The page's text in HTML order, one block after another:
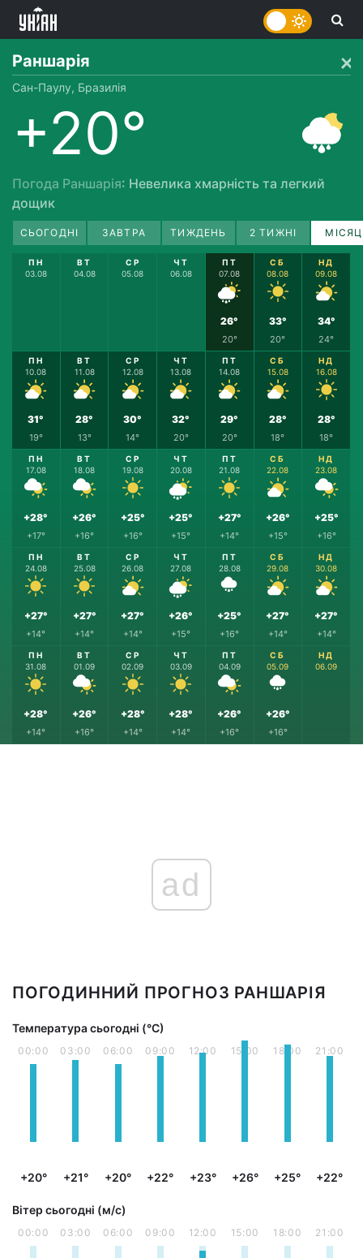
Раншарія
Сан-Паулу, Бразилія
+20°
Погода Раншарія: Невелика хмарність та легкий
дощик
СЬОГОДНІ ЗАВТРА ТИЖДЕНЬ 2 ТИЖНІ
ПН
03.08
ВТ
04.08
СР
05.08
ЧТ
06.08
ПТ
07.08
26°
20°
СБ
08.08
33°
20°
НД
09.08
34°
24°
ПН
10.08
31°
19°
ВТ
11.08
28°
13°
СР
12.08
30°
14°
ЧТ
13.08
32°
20°
ПТ
14.08
29°
20°
СБ
15.08
28°
18°
НД
16.08
28°
18°
ПН
17.08
+28°
+17°
ВТ
18.08
+26°
+16°
СР
19.08
+25°
+16°
ЧТ
20.08
+25°
+15°
ПТ
21.08
+27°
+14°
СБ
22.08
+26°
+15°
НД
23.08
+25°
+16°
ПН
24.08
+27°
+14°
ВТ
25.08
+27°
+14°
СР
26.08
+27°
+14°
ЧТ
27.08
+26°
+15°
ПТ
28.08
+25°
+16°
СБ
29.08
+27°
+14°
НД
30.08
+27°
+14°
ПН
31.08
+28°
+14°
ВТ
01.09
+26°
+16°
СР
02.09
+28°
+14°
ЧТ
03.09
+28°
+14°
ПТ
04.09
+26°
+16°
СБ
05.09
+26°
+16°
НД
06.09
ad
ПОГОДИННИЙ ПРОГНОЗ РАНШАРІЯ
Температура сьогодні (°С)
00:00
+20°
03:00
+21°
06:00
+20°
09:00
+22°
12:00
+23°
15:00
+26°
18:00
+25°
21:00
+22°
Вітер сьогодні (м/с)
00:00 03:00 06:00 09:00 12:00 15:00 18:00 21:00